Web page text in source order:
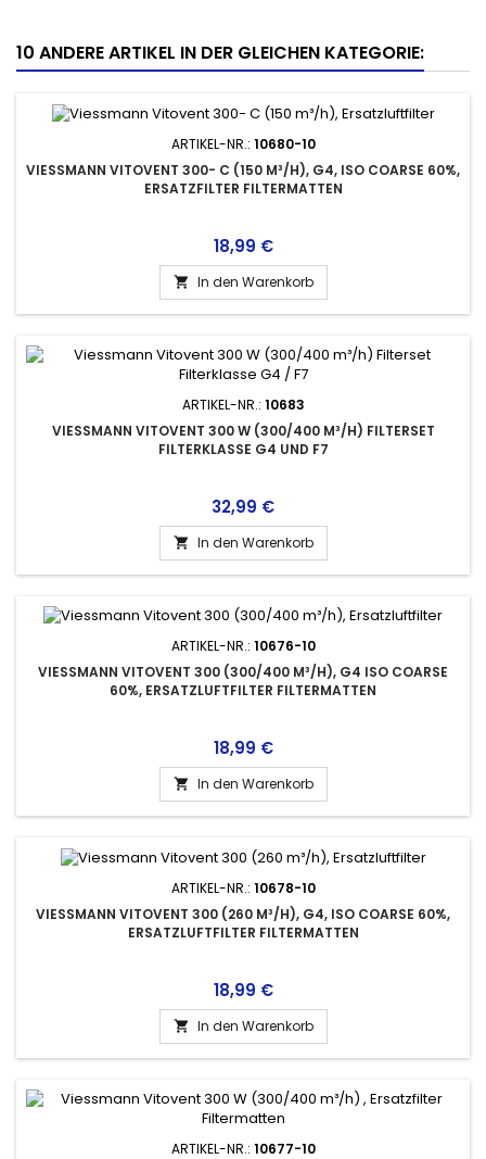
10 ANDERE ARTIKEL IN DER GLEICHEN KATEGORIE:
ARTIKEL-NR.: 10680-10
VIESSMANN VITOVENT 300- C (150 M³/H), G4, ISO COARSE 60%,
ERSATZFILTER FILTERMATTEN
Preis
18,99 €
 In den Warenkorb
ARTIKEL-NR.: 10683
VIESSMANN VITOVENT 300 W (300/400 M³/H) FILTERSET
FILTERKLASSE G4 UND F7
Preis
32,99 €
 In den Warenkorb
ARTIKEL-NR.: 10676-10
VIESSMANN VITOVENT 300 (300/400 M³/H), G4 ISO COARSE
60%, ERSATZLUFTFILTER FILTERMATTEN
Preis
18,99 €
 In den Warenkorb
ARTIKEL-NR.: 10678-10
VIESSMANN VITOVENT 300 (260 M³/H), G4, ISO COARSE 60%,
ERSATZLUFTFILTER FILTERMATTEN
Preis
18,99 €
 In den Warenkorb
ARTIKEL-NR.: 10677-10